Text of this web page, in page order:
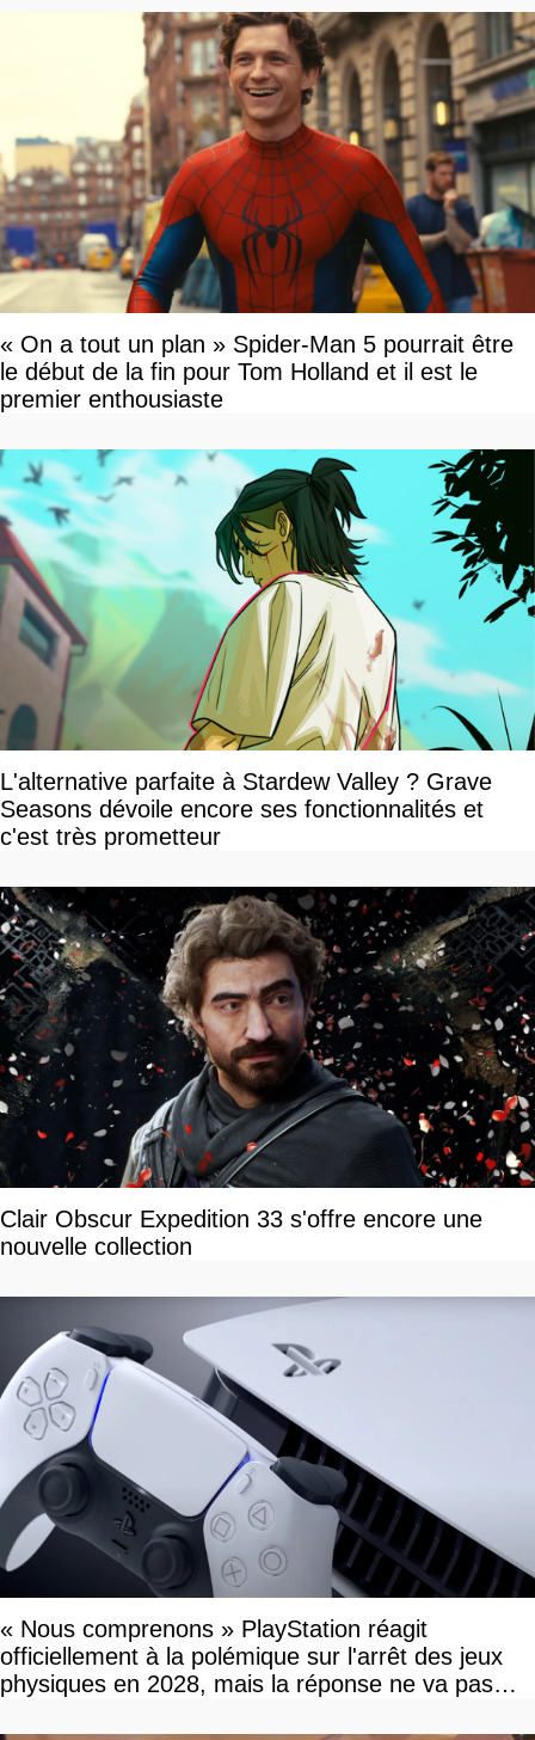
« On a tout un plan » Spider-Man 5 pourrait être
le début de la fin pour Tom Holland et il est le
premier enthousiaste
L'alternative parfaite à Stardew Valley ? Grave
Seasons dévoile encore ses fonctionnalités et
c'est très prometteur
Clair Obscur Expedition 33 s'offre encore une
nouvelle collection
« Nous comprenons » PlayStation réagit
officiellement à la polémique sur l'arrêt des jeux
physiques en 2028, mais la réponse ne va pas